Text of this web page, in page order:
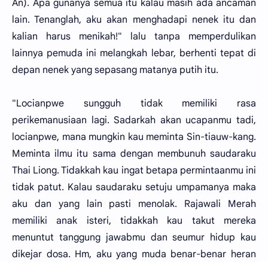
An). Apa gunanya semua itu kalau masih ada ancaman
lain. Tenanglah, aku akan menghadapi nenek itu dan
kalian harus menikah!" lalu tanpa memperdulikan
lainnya pemuda ini melangkah lebar, berhenti tepat di
depan nenek yang sepasang matanya putih itu.
"Locianpwe sungguh tidak memiliki rasa
perikemanusiaan lagi. Sadarkah akan ucapanmu tadi,
locianpwe, mana mungkin kau meminta Sin-tiauw-kang.
Meminta ilmu itu sama dengan membunuh saudaraku
Thai Liong. Tidakkah kau ingat betapa permintaanmu ini
tidak patut. Kalau saudaraku setuju umpamanya maka
aku dan yang lain pasti menolak. Rajawali Merah
memiliki anak isteri, tidakkah kau takut mereka
menuntut tanggung jawabmu dan seumur hidup kau
dikejar dosa. Hm, aku yang muda benar-benar heran